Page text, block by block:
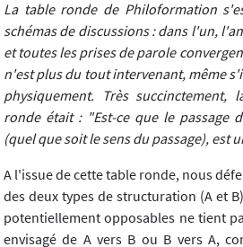
La table ronde de Philoformation
schémas de discussions : dans l'un,
et toutes les prises de parole
n'est plus du tout intervenant, même
physiquement. Très
ronde était : "Est-ce que le passage
(quel que soit le sens du passage), est
A l'issue de cette table ronde, nous
des deux types de structuration (A et
potentiellement opposables ne tient
envisagé de A vers B ou B vers A,